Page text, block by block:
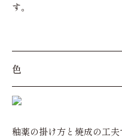
す。
色
釉薬の掛け方と焼成の工